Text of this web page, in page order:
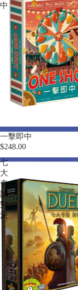
中
一擊即中
$248.00
七
大
奇
蹟：
對
決